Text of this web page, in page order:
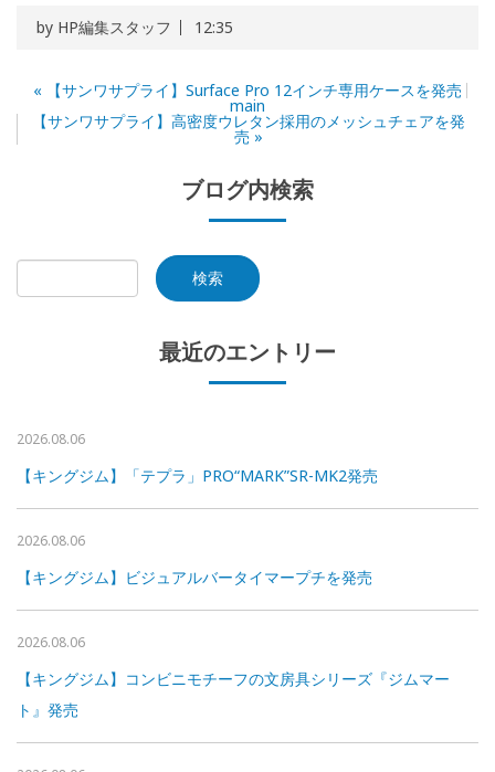
by HP編集スタッフ 12:35
« 【サンワサプライ】Surface Pro 12インチ専用ケースを発売
main
【サンワサプライ】高密度ウレタン採用のメッシュチェアを発
売»
ブログ内検索
最近のエントリー
2026.08.06
【キングジム】「テプラ」PRO“MARK”SR-MK2発売
2026.08.06
【キングジム】ビジュアルバータイマープチを発売
2026.08.06
【キングジム】コンビニモチーフの文房具シリーズ『ジムマー
ト』発売